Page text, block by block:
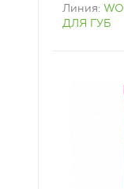
Линия
ДЛЯ ГУБ